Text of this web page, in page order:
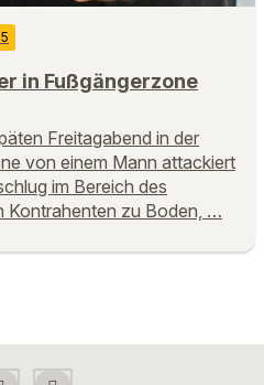
in Fußgängerzone
Freitagabend in der
von einem Mann attackiert
im Bereich des
Kontrahenten zu Boden, …